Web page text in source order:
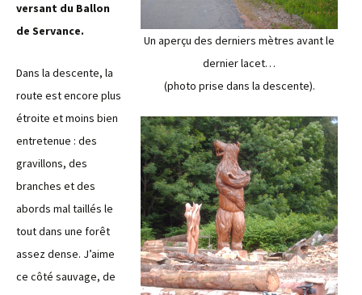
versant du Ballon
de Servance.
Dans la descente, la
route est encore plus
étroite et moins bien
entretenue : des
gravillons, des
branches et des
abords mal taillés le
tout dans une forêt
assez dense. J’aime
ce côté sauvage, de
Un aperçu des derniers mètres avant le
dernier lacet…
(photo prise dans la descente).